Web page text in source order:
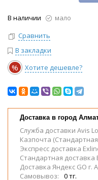
В наличии
мало
Сравнить
В закладки
% Хотите дешевле?
Доставка в город
Служба доставки Avis
Казпочта
Экспресс доставка
Стандартная доставка
Доставка Яндекс GO г.
Самовывоз:
0 тг.